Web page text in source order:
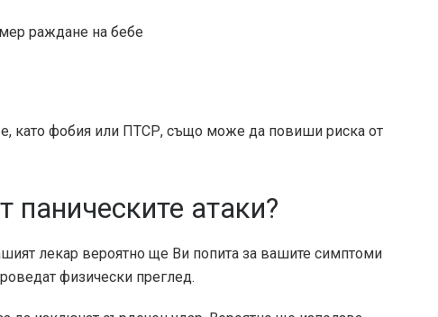
раждане на бебе
като фобия или ПТСР, също може да повиши риска от
паническите атаки?
лекар вероятно ще Ви попита за вашите симптоми
физически преглед.